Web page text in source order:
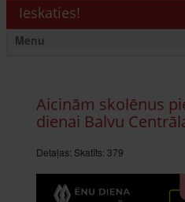
Ieskaties!
Menu
Aicinām skolēnus
dienai Balvu
Detaļas: Skatīts: 379